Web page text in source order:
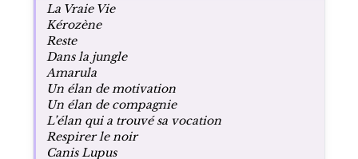
La Vraie Vie
Kérozène
Reste
Dans la jungle
Amarula
Un élan de motivation
Un élan de compagnie
L’élan qui a trouvé sa vocation
Respirer le noir
Canis Lupus